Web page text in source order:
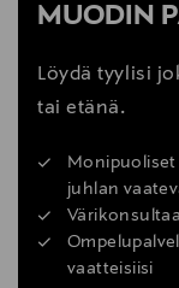
MUODIN
Löydä tyylisi
tai etänä.
juhlan
vaatteisiisi